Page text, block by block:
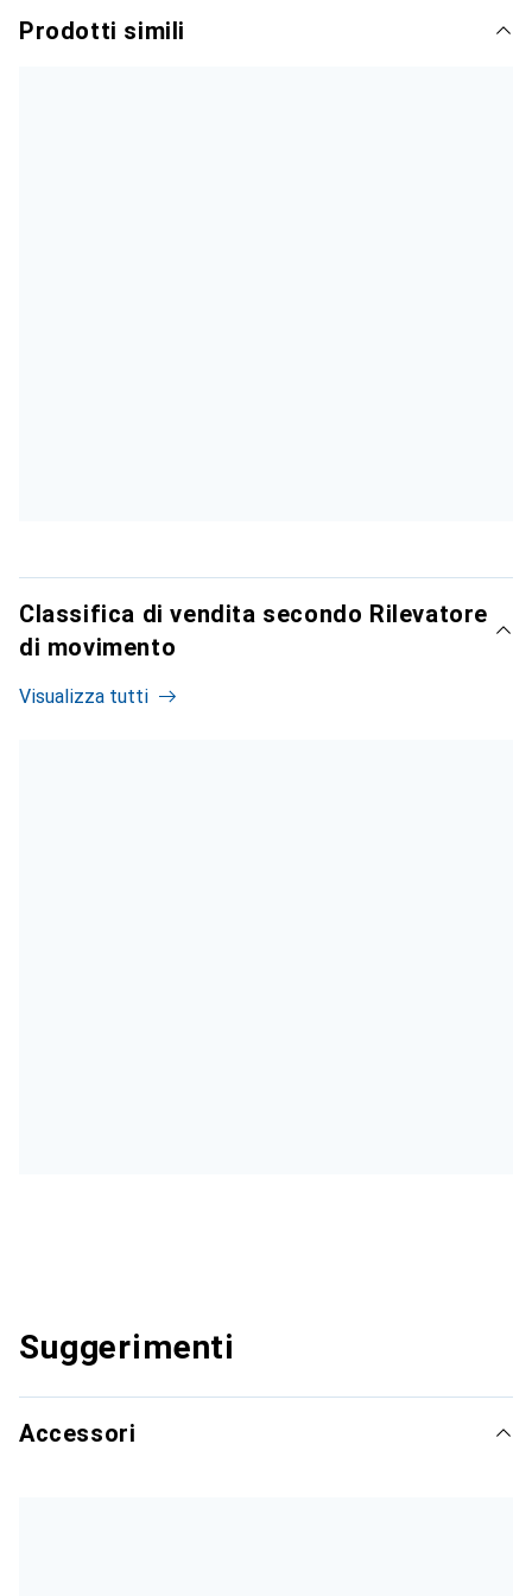
Prodotti simili
Classifica di vendita secondo Rilevatore
di movimento
Visualizza tutti
Suggerimenti
Accessori